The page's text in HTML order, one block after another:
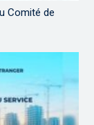
Comité de